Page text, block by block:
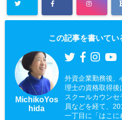
この記事を書いてい
MichikoYos
hida
外資企業勤務後、
理士の資格取得後
スクールカウン
員などを経て、
一丁目に「はこに